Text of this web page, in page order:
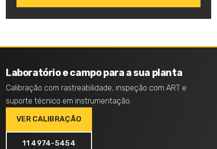
Laboratório e campo para a sua planta
Calibração com rastreabilidade, inspeção com ART e
suporte técnico em instrumentação.
VER CALIBRAÇÃO
11 4974-5454